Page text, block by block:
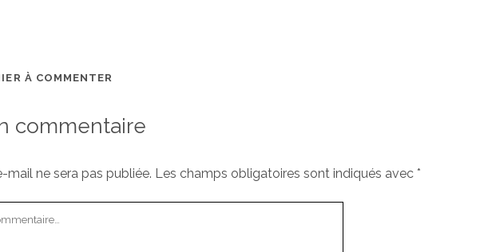
À COMMENTER
commentaire
mail ne sera pas publiée. Les champs obligatoires sont indiqués avec *